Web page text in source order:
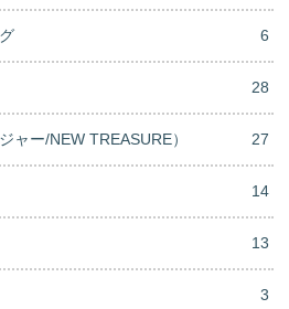
6
28
ャー/NEW TREASURE） 27
14
13
3